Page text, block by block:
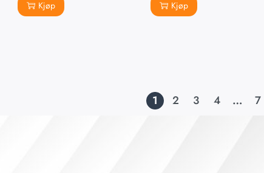
Kjøp Kjøp
1 2 3 4 … 7